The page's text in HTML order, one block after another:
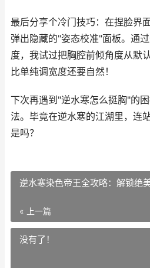
最后分享个冷门技巧：在捏脸界
弹出隐藏的"姿态校准"面板。通
度，我试过把胸腔前倾角度从默
比单纯调宽度还要自然！
下次再遇到"逆水寒怎么挺胸"的
法。毕竟在逆水寒的江湖里，连
是吗？
逆水寒染色帝王全攻略：解锁绝
« 上一篇
没有了！